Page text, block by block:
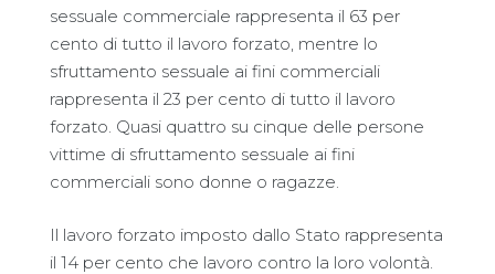
sessuale commerciale rappresenta il 63 per
cento di tutto il lavoro forzato, mentre lo
sfruttamento sessuale ai fini commerciali
rappresenta il 23 per cento di tutto il lavoro
forzato. Quasi quattro su cinque delle persone
vittime di sfruttamento sessuale ai fini
commerciali sono donne o ragazze.
Il lavoro forzato imposto dallo Stato rappresenta
il 14 per cento che lavoro contro la loro volontà.